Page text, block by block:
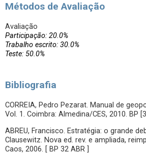
Métodos de Avaliação
Avaliação
Participação: 20.0%
Trabalho escrito: 30.0%
Teste: 50.0%
Bibliografia
CORREIA, Pedro Pezarat. Manual de
Vol. 1. Coimbra: Almedina/CES, 2010. BP
ABREU, Francisco. Estratégia: o grande
Clausewitz. Nova ed. rev. e ampliada,
Caos, 2006. [ BP 32 ABR ]